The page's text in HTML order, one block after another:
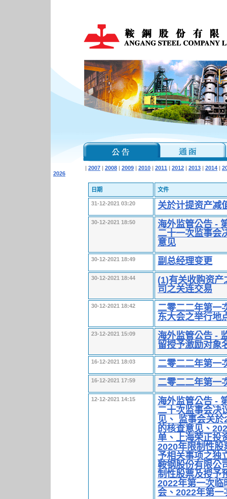
| 2007 | 2008 | 2009 | 2010 | 2011 | 2012 | 2013 | 2014 |
2026
日期 文件
31-12-2021 03:20 关於计提资产减
30-12-2021 18:50
海外监管公告 -
二十一次监事会
意见
30-12-2021 18:49 副总经理变更
30-12-2021 18:44
(1)有关收购资
司之关连交易
30-12-2021 18:42
二零二二年第一
东大会之举行地
23-12-2021 15:09
海外监管公告 -
留授予激励对象
16-12-2021 18:03 二零二二年第一
16-12-2021 17:59 二零二二年第一
12-12-2021 14:15
海外监管公告 -
二十次监事会决
见、 监事会关
的核查意见、
单、上海荣正投
2020年限制性股
予相关事项之独
鞍钢股份有限公
制性股票及授予
2022年第一次临
会、2022年第一